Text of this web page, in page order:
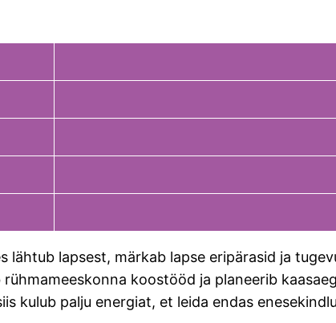
lähtub lapsest, märkab lapse eripärasid ja
koostööd ja planeerib
kulub palju energiat, et leida endas